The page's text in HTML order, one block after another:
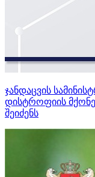
ჯანდაცვის
დისტროფიის მქონე
შეიძენს